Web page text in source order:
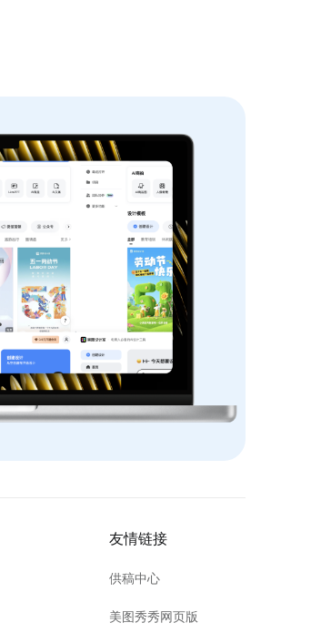
友情链接
供稿中心
美图秀秀网页版